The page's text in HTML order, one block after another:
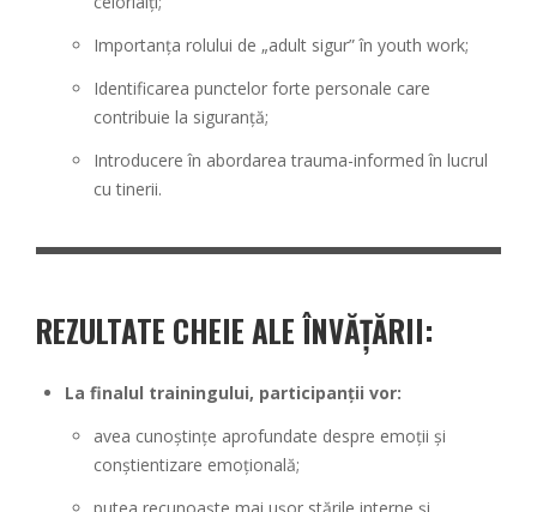
Importanța rolului de „adult sigur” în youth work;
Identificarea punctelor forte personale care
contribuie la siguranță;
Introducere în abordarea trauma-informed în lucrul
cu tinerii.
REZULTATE CHEIE ALE ÎNVĂȚĂRII:
La finalul trainingului, participanții vor:
avea cunoștințe aprofundate despre emoții și
conștientizare emoțională;